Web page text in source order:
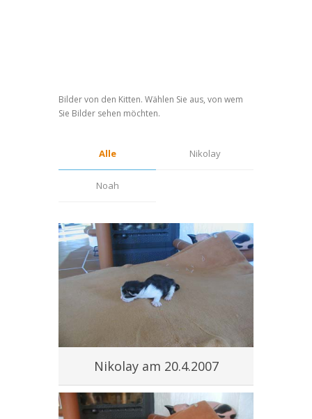
Bilder von den Kitten. Wählen Sie aus, von wem
Sie Bilder sehen möchten.
Alle Nikolay
Noah
Nikolay am 20.4.2007